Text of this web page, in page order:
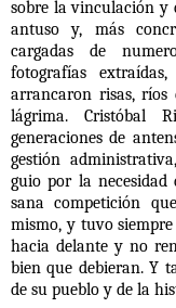
sobre la vinculación y
antuso y, más
cargadas de
fotografías
arrancaron risas, ríos
lágrima.Cristóbal
generaciones de
gestión
guio por la necesidad
sana competición
mismo, y tuvo
hacia delante y no
bien que debieran. Y
de su pueblo y de la